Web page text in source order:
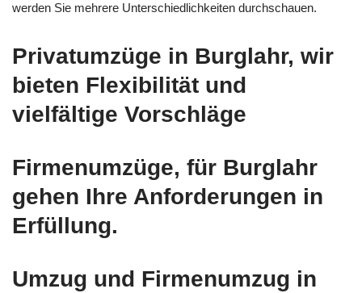
werden Sie mehrere Unterschiedlichkeiten durchschauen.
Privatumzüge in Burglahr, wir
bieten Flexibilität und
vielfältige Vorschläge
Firmenumzüge, für Burglahr
gehen Ihre Anforderungen in
Erfüllung.
Umzug und Firmenumzug in